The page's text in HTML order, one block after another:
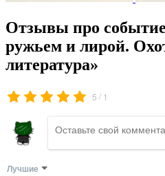
Отзывы про
ружьем и лирой.
литература»
5 / 1
Лучшие